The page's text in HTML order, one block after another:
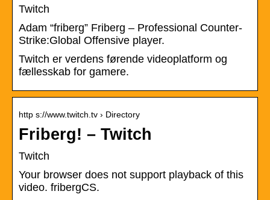
Twitch
Adam “friberg” Friberg – Professional Counter-
Strike:Global Offensive player.
Twitch er verdens førende videoplatform og
fællesskab for gamere.
http s://www.twitch.tv › Directory
Friberg! – Twitch
Twitch
Your browser does not support playback of this
video. fribergCS.